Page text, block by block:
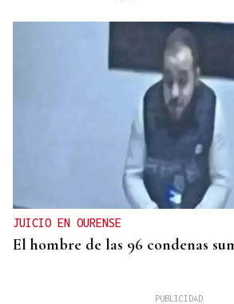
JUICIO EN OURENSE
El hombre de las 96 condenas